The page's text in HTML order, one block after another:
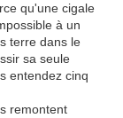
qu'une cigale
à un
terre dans le
sa seule
entendez cinq
remontent